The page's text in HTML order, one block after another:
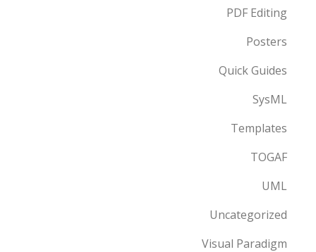
PDF Editing
Posters
Quick Guides
SysML
Templates
TOGAF
UML
Uncategorized
Visual Paradigm